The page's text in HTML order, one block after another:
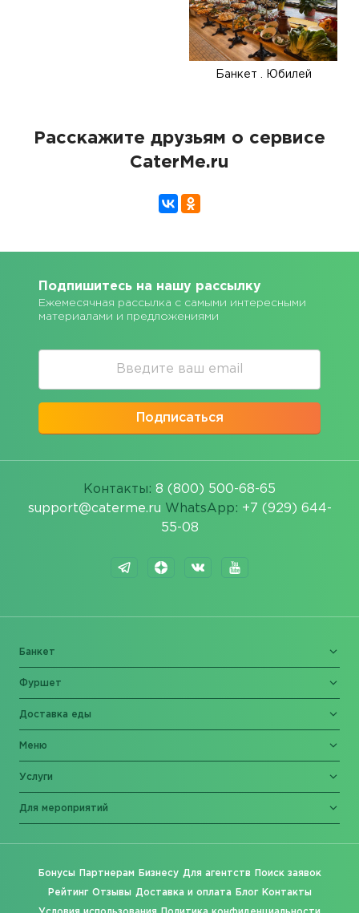
Банкет . Юбилей
Расскажите друзьям о сервисе
CaterMe.ru
Подпишитесь на нашу рассылку
Ежемесячная рассылка с самыми интересными
материалами и предложениями
Подписаться
Контакты: 8 (800) 500-68-65
support@caterme.ru WhatsApp: +7 (929) 644-
55-08
Банкет
Фуршет
Доставка еды
Меню
Услуги
Для мероприятий
Бонусы Партнерам Бизнесу Для агентств Поиск заявок
Рейтинг Отзывы Доставка и оплата Блог Контакты